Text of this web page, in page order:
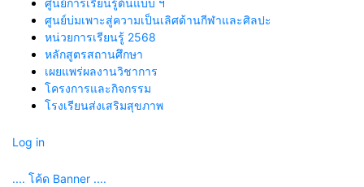
ศูนย์บ่มเพาะสู่ความเป็นเลิศด้านกีฬาและศิลปะ
หน่วยการเรียนรู้ 2568
หลักสูตรสถานศึกษา
เผยแพร่ผลงานวิชาการ
โครงการและกิจกรรม
โรงเรียนส่งเสริมสุขภาพ
Log in
.... โค้ด Banner ....